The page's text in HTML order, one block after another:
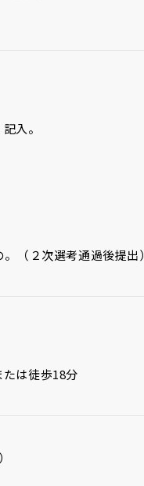
入。
（２次選考通過後提出）
は徒歩18分